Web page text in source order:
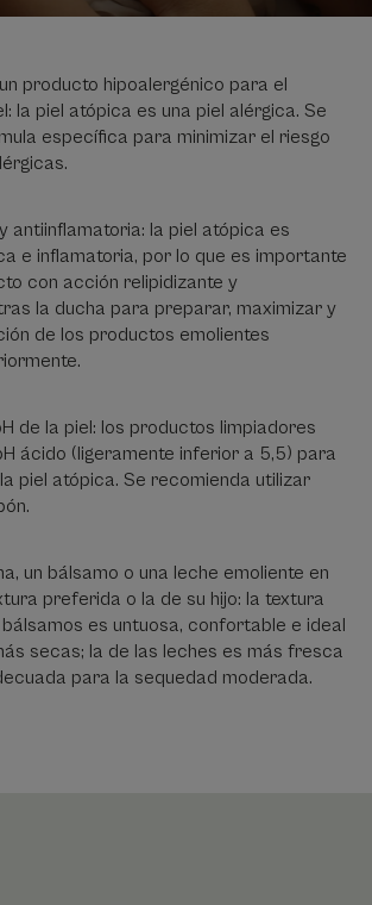
producto hipoalergénico para el
la piel atópica es una piel alérgica. Se
específica para minimizar el riesgo
antiinflamatoria: la piel atópica es
e inflamatoria, por lo que es importante
con acción relipidizante y
la ducha para preparar, maximizar y
de los productos emolientes
de la piel: los productos limpiadores
ácido (ligeramente inferior a 5,5) para
piel atópica. Se recomienda utilizar
un bálsamo o una leche emoliente en
preferida o la de su hijo: la textura
es untuosa, confortable e ideal
secas; la de las leches es más fresca
para la sequedad moderada.